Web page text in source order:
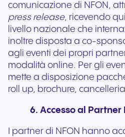
comunicazione di NFON,
press release, ricevendo
livello nazionale che
inoltre disposta a co-
agli eventi dei propri
modalità online. Per gli
mette a disposizione
roll up, brochure,
6. Accesso al Partner
I partner di NFON hanno